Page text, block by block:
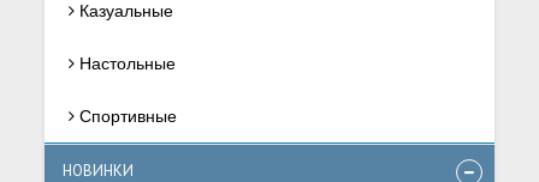
Казуальные
Настольные
Спортивные
НОВИНКИ